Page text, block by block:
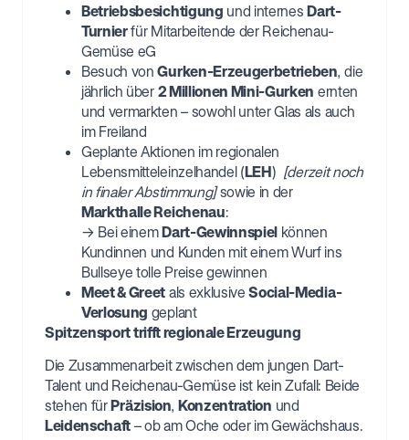
Betriebsbesichtigung und internesDart-
Turnierfür Mitarbeitende der Reichenau-
Gemüse eG
Besuch vonGurken-Erzeugerbetrieben, die
jährlich über 2 Millionen Mini-Gurken ernten
und vermarkten – sowohl unter Glas als auch
im Freiland
Geplante Aktionen im regionalen
Lebensmitteleinzelhandel (LEH) [derzeit noch
in finaler Abstimmung]sowie in der
Markthalle Reichenau:
→ Bei einemDart-Gewinnspiel können
Kundinnen und Kunden mit einem Wurf ins
Bullseye tolle Preise gewinnen
Meet & Greet als exklusiveSocial-Media-
Verlosung geplant
Spitzensport trifft regionale Erzeugung
Die Zusammenarbeit zwischen dem jungen Dart-
Talent und Reichenau-Gemüse ist kein Zufall: Beide
stehen fürPräzision, Konzentration und
Leidenschaft – ob am Oche oder im Gewächshaus.